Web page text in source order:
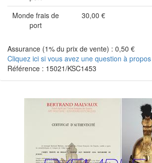
Monde frais de
port
30,00 €
Assurance (1% du prix de vente) : 0,50 €
Cliquez ici si vous avez une question à
Référence : 15021/KSC1453